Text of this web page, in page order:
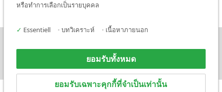
ข่าว ติดต่อเรา
หรือทำการเลือกเป็นรายบุคคล
✓ Essentiell • บทวิเคราะห์ • เนื้อหาภายนอก
ยอมรับทั้งหมด
ยอมรับเฉพาะคุกกี้ที่จำเป็นเท่านั้น